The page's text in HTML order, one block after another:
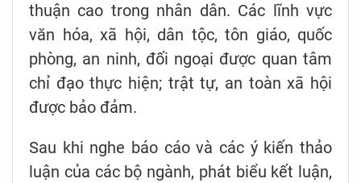
thuận cao trong nhân dân. Các lĩnh vực
văn hóa, xã hội, dân tộc, tôn giáo, quốc
phòng, an ninh, đối ngoại được quan tâm
chỉ đạo thực hiện; trật tự, an toàn xã hội
được bảo đảm.
Sau khi nghe báo cáo và các ý kiến thảo
luận của các bộ ngành, phát biểu kết luận,